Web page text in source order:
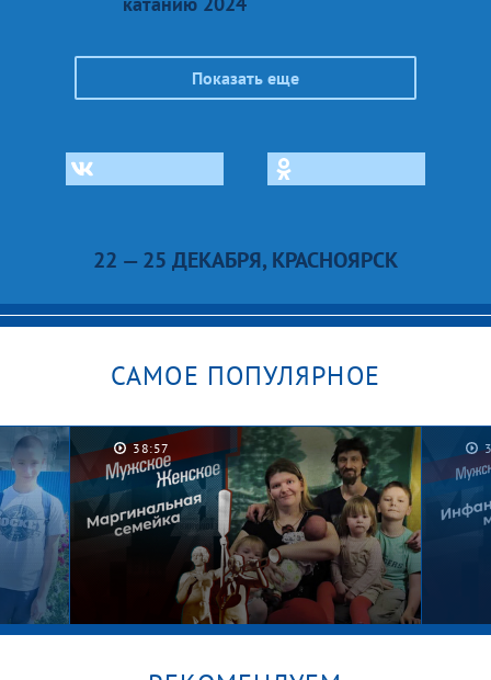
Показать еще
22 — 25 ДЕКАБРЯ, КРАСНОЯРСК
САМОЕ ПОПУЛЯРНОЕ
38:57